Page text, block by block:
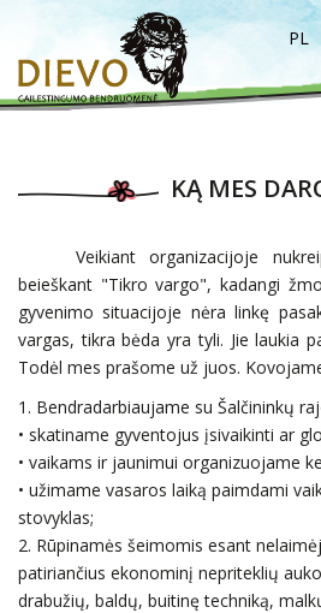
PL
KĄ MES
Veikiant organizacijoje
beieškant "Tikro vargo", kadangi
gyvenimo situacijoje nėra linkę
vargas, tikra bėda yra tyli. Jie laukia
Todėl mes prašome už juos.
1. Bendradarbiaujame su Šalčininkų
• skatiname gyventojus įsivaikinti ar
• vaikams ir jaunimui organizuojame
• užimame vasaros laiką paimdami
stovyklas;
2. Rūpinamės šeimomis esant
patiriančius ekonominį nepriteklių
drabužių, baldų, buitinę techniką,